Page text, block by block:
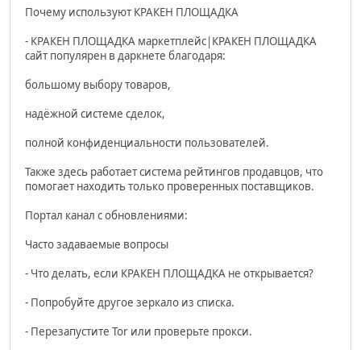
Почему используют КРАКЕН ПЛОЩАДКА
- КРАКЕН ПЛОЩАДКА маркетплейс|КРАКЕН ПЛОЩАДКА
сайт популярен в даркнете благодаря:
большому выбору товаров,
надёжной системе сделок,
полной конфиденциальности пользователей.
Также здесь работает система рейтингов продавцов, что
помогает находить только проверенных поставщиков.
Портал канал с обновлениями:
Часто задаваемые вопросы
- Что делать, если КРАКЕН ПЛОЩАДКА не открывается?
- Попробуйте другое зеркало из списка.
- Перезапустите Tor или проверьте прокси.